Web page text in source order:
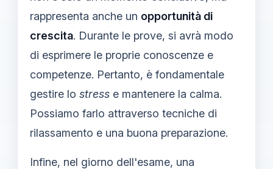
rappresenta anche un opportunità di
crescita. Durante le prove, si avrà modo
di esprimere le proprie conoscenze e
competenze. Pertanto, è fondamentale
gestire lo stress e mantenere la calma.
Possiamo farlo attraverso tecniche di
rilassamento e una buona preparazione.
Infine, nel giorno dell'esame, una